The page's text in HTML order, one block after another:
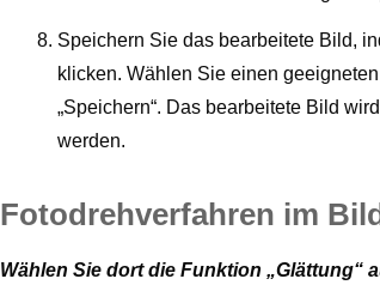
Speichern Sie das bearbeitete Bild,
klicken. Wählen Sie einen
„Speichern“. Das bearbeitete Bild
werden.
Fotodrehverfahren im
Wählen Sie dort die Funktion „Glättung“